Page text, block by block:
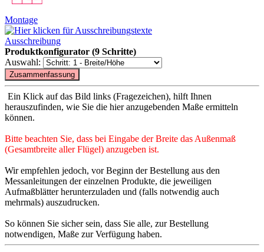
Montage
Ausschreibung
Produktkonfigurator (9 Schritte)
Auswahl:
Ein Klick auf das Bild links (Fragezeichen), hilft Ihnen
herauszufinden, wie Sie die hier anzugebenden Maße ermitteln
können.
Bitte beachten Sie, dass bei Eingabe der Breite das Außenmaß
(Gesamtbreite aller Flügel) anzugeben ist.
Wir empfehlen jedoch, vor Beginn der Bestellung aus den
Messanleitungen der einzelnen Produkte, die jeweiligen
Aufmaßblätter herunterzuladen und (falls notwendig auch
mehrmals) auszudrucken.
So können Sie sicher sein, dass Sie alle, zur Bestellung
notwendigen, Maße zur Verfügung haben.